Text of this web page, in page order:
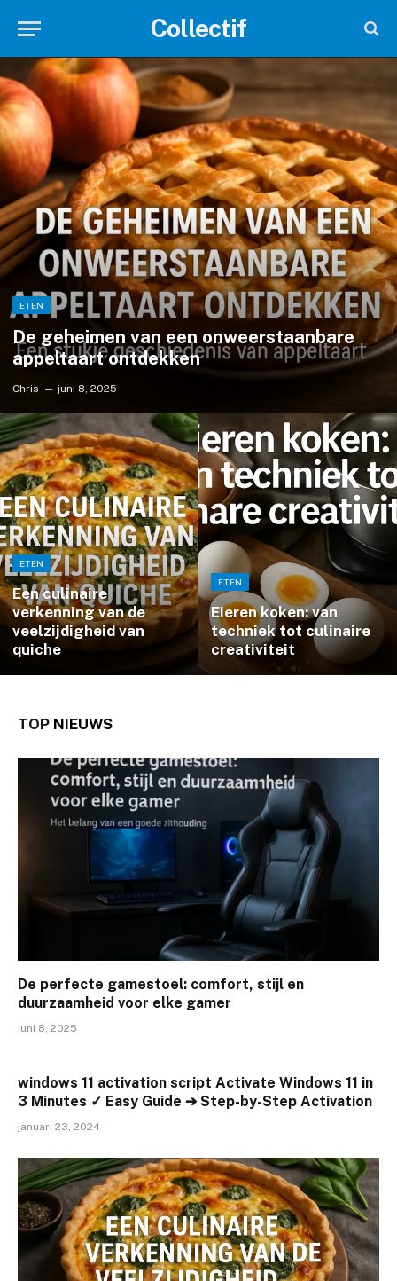
Collectif
ETEN
De geheimen van een onweerstaanbare
appeltaart ontdekken
Chris juni 8, 2025
ETEN
Een culinaire
verkenning van de
veelzijdigheid van
quiche
ETEN
Eieren koken: van
techniek tot culinaire
creativiteit
TOP NIEUWS
De perfecte gamestoel: comfort, stijl en
duurzaamheid voor elke gamer
juni 8, 2025
windows 11 activation script Activate Windows 11 in
3 Minutes ✓ Easy Guide ➔ Step-by-Step Activation
januari 23, 2024